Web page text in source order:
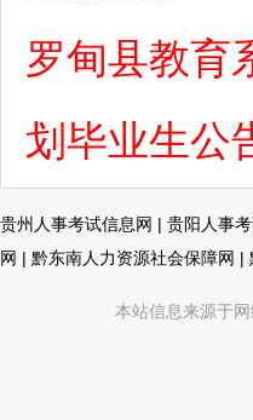
罗甸县教育
划毕业生公
贵州人事考试信息网 | 贵阳人事
网 | 黔东南人力资源社会保障网 |
本站信息来源于